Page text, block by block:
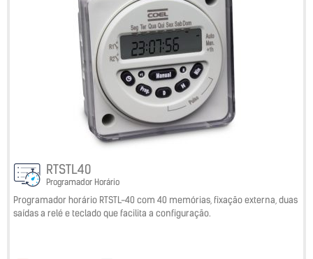
RTSTL40
Programador Horário
Programador horário RTSTL-40 com 40 memórias, fixação externa, duas
saídas a relé e teclado que facilita a configuração.